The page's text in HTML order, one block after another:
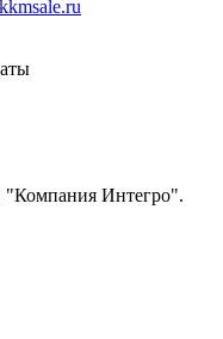
Интегро".